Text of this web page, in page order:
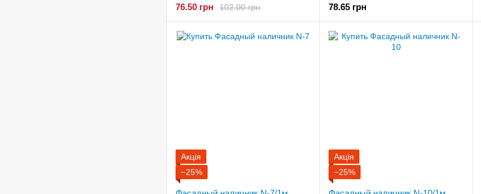
102.00 грн
76.50 грн 78.65 грн
Акція
−25%
Акція
−25%